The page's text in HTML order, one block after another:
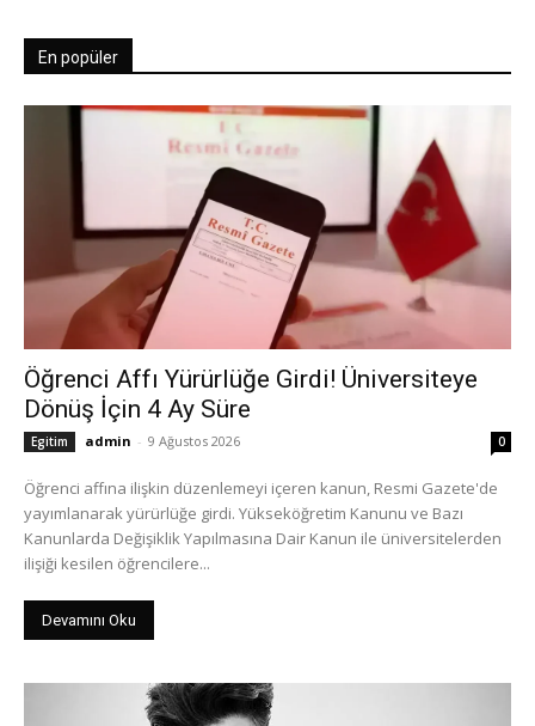
En popüler
Öğrenci Affı Yürürlüğe Girdi! Üniversiteye
Dönüş İçin 4 Ay Süre
Egitim admin - 9 Ağustos 2026 0
Öğrenci affına ilişkin düzenlemeyi içeren kanun, Resmi Gazete'de
yayımlanarak yürürlüğe girdi. Yükseköğretim Kanunu ve Bazı
Kanunlarda Değişiklik Yapılmasına Dair Kanun ile üniversitelerden
ilişiği kesilen öğrencilere...
Devamını Oku